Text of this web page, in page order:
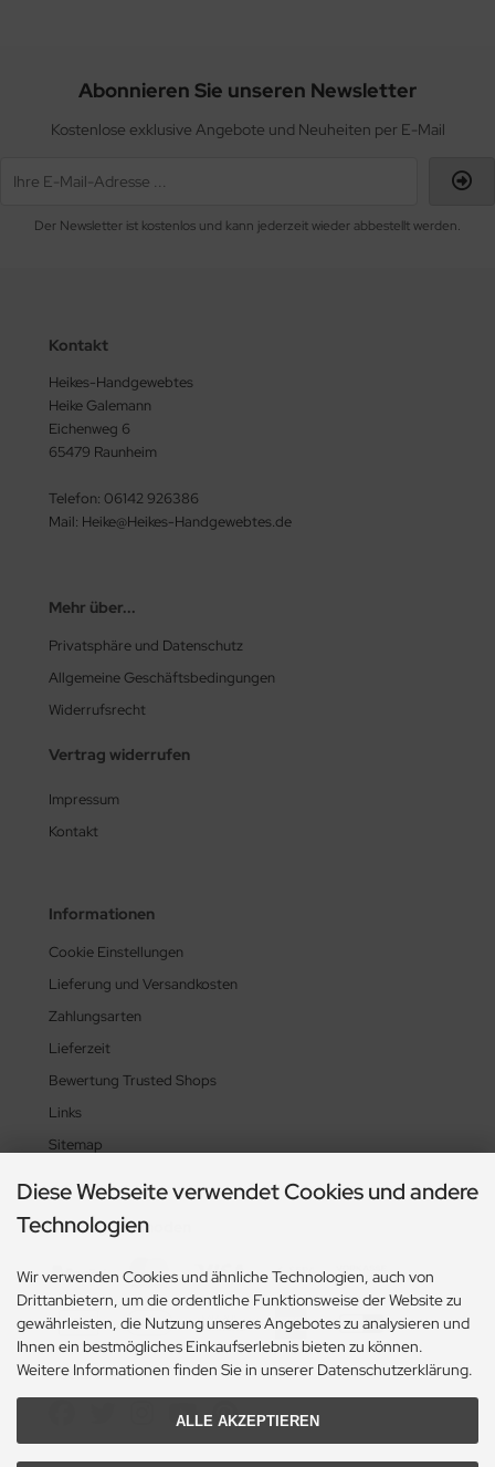
Abonnieren Sie unseren Newsletter
Kostenlose exklusive Angebote und Neuheiten per E-Mail
Der Newsletter ist kostenlos und kann jederzeit wieder abbestellt werden.
Kontakt
Heikes-Handgewebtes
Heike Galemann
Eichenweg 6
65479 Raunheim
Telefon: 06142 926386
Mail: Heike@Heikes-Handgewebtes.de
Mehr über...
Privatsphäre und Datenschutz
Allgemeine Geschäftsbedingungen
Widerrufsrecht
Vertrag widerrufen
Impressum
Kontakt
Informationen
Cookie Einstellungen
Lieferung und Versandkosten
Zahlungsarten
Lieferzeit
Bewertung Trusted Shops
Links
Sitemap
Zahlungsmethoden
Social Media
Diese Webseite verwendet Cookies und andere
Technologien
Wir verwenden Cookies und ähnliche Technologien, auch von
Drittanbietern, um die ordentliche Funktionsweise der Website zu
gewährleisten, die Nutzung unseres Angebotes zu analysieren und
Ihnen ein bestmögliches Einkaufserlebnis bieten zu können.
Weitere Informationen finden Sie in unserer Datenschutzerklärung.
ALLE AKZEPTIEREN